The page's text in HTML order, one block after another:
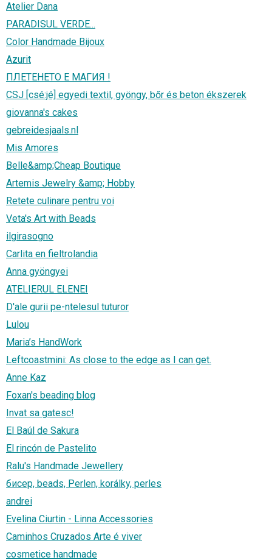
Atelier Dana
PARADISUL VERDE...
Color Handmade Bijoux
Azurit
ПЛЕТЕНЕТО Е МАГИЯ !
CSJ [csé:jé] egyedi textil, gyöngy, bőr és beton ékszerek
giovanna's cakes
gebreidesjaals.nl
Mis Amores
Belle&amp;Cheap Boutique
Artemis Jewelry &amp; Hobby
Retete culinare pentru voi
Veta's Art with Beads
ilgirasogno
Carlita en fieltrolandia
Anna gyöngyei
ATELIERUL ELENEI
D'ale gurii pe-ntelesul tuturor
Lulou
Maria’s HandWork
Leftcoastmini: As close to the edge as I can get.
Anne Kaz
Foxan's beading blog
Invat sa gatesc!
El Baúl de Sakura
El rincón de Pastelito
Ralu's Handmade Jewellery
бисер, beads, Perlen, korálky, perles
andrei
Evelina Ciurtin - Linna Accessories
Caminhos Cruzados Arte é viver
cosmetice handmade